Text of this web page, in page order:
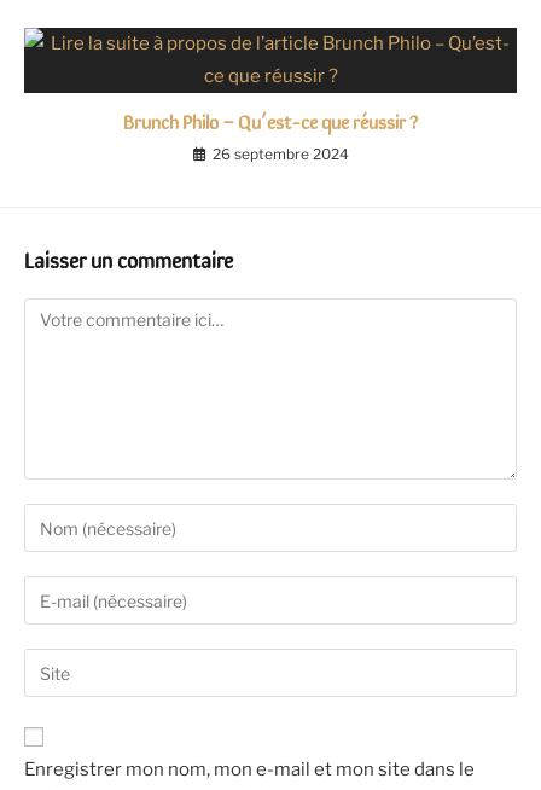
Brunch Philo – Qu’est-ce que réussir ?
26 septembre 2024
Laisser un commentaire
Enregistrer mon nom, mon e-mail et mon site dans le